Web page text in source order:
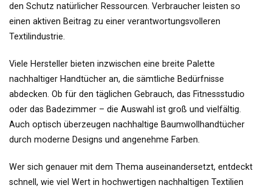
den Schutz natürlicher Ressourcen. Verbraucher leisten so
einen aktiven Beitrag zu einer verantwortungsvolleren
Textilindustrie.
Viele Hersteller bieten inzwischen eine breite Palette
nachhaltiger Handtücher an, die sämtliche Bedürfnisse
abdecken. Ob für den täglichen Gebrauch, das Fitnessstudio
oder das Badezimmer – die Auswahl ist groß und vielfältig.
Auch optisch überzeugen nachhaltige Baumwollhandtücher
durch moderne Designs und angenehme Farben.
Wer sich genauer mit dem Thema auseinandersetzt, entdeckt
schnell, wie viel Wert in hochwertigen nachhaltigen Textilien